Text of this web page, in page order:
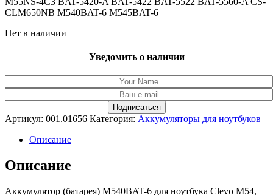
CLM650NB M540BAT-6 M545BAT-6
Нет в наличии
Уведомить о наличии
Артикул: 001.01656 Категория: Аккумуляторы для ноутбуков
Описание
Описание
Аккумулятор (батарея) M540BAT-6 для ноутбука Clevo M54,